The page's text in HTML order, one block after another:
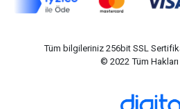
Tüm bilgileriniz 256bit SSL
© 2022 Tüm Hakları